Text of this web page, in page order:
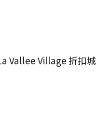
Vallee Village 折扣